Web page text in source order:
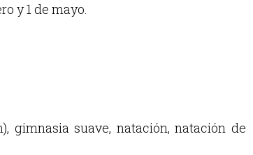
y 1 de mayo.
gimnasia suave, natación, natación de